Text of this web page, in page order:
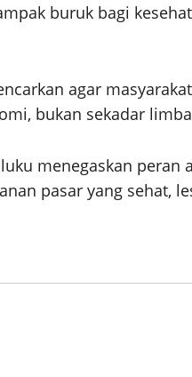
buruk bagi
agar
bukan sekadar
menegaskan peran
pasar yang sehat,